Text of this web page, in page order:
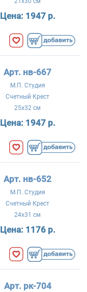
Цена: 1947 р.
Арт. нв-667
М.П. Студия
Счетный Крест
25x32 см
Цена: 1947 р.
Арт. нв-652
М.П. Студия
Счетный Крест
24x31 см
Цена: 1176 р.
Арт. рк-704